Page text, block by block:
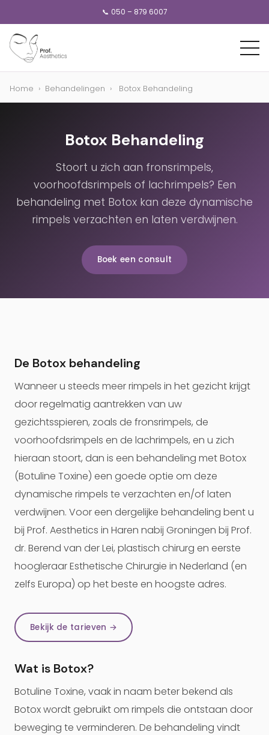
📞 050 – 879 6007
Home › Behandelingen › Botox Behandeling
Botox Behandeling
Stoort u zich aan fronsrimpels,
voorhoofdsrimpels of lachrimpels? Een
behandeling met Botox kan deze dynamische
rimpels verzachten en laten verdwijnen.
Boek een consult
De Botox behandeling
Wanneer u steeds meer rimpels in het gezicht krijgt
door regelmatig aantrekken van uw
gezichtsspieren, zoals de fronsrimpels, de
voorhoofdsrimpels en de lachrimpels, en u zich
hieraan stoort, dan is een behandeling met Botox
(Botuline Toxine) een goede optie om deze
dynamische rimpels te verzachten en/of laten
verdwijnen. Voor een dergelijke behandeling bent u
bij Prof. Aesthetics in Haren nabij Groningen bij Prof.
dr. Berend van der Lei, plastisch chirurg en eerste
hoogleraar Esthetische Chirurgie in Nederland (en
zelfs Europa) op het beste en hoogste adres.
Bekijk de tarieven →
Wat is Botox?
Botuline Toxine, vaak in naam beter bekend als
Botox wordt gebruikt om rimpels die ontstaan door
beweging te verminderen. De behandeling vindt